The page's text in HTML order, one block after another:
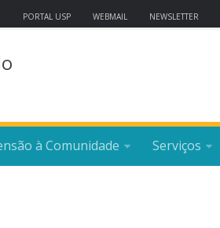
PORTAL USP WEBMAIL NEWSLETTER
à Comunidade Serviços